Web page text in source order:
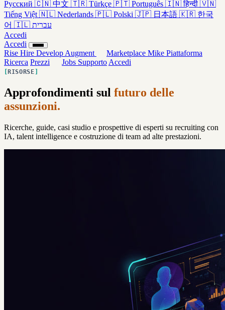
Русский 🇨🇳 中文 🇹🇷 Türkçe 🇵🇹 Português 🇮🇳 हिन्दी 🇻🇳
Tiếng Việt 🇳🇱 Nederlands 🇵🇱 Polski 🇯🇵 日本語 🇰🇷 한국
어 🇮🇱 עברית
Accedi
Accedi
Rise Hire Develop Augment Marketplace Mike Piattaforma
Ricerca Prezzi Jobs Supporto Accedi
RISORSE
Approfondimenti sul futuro delle
assunzioni.
Ricerche, guide, casi studio e prospettive di esperti su recruiting con
IA, talent intelligence e costruzione di team ad alte prestazioni.